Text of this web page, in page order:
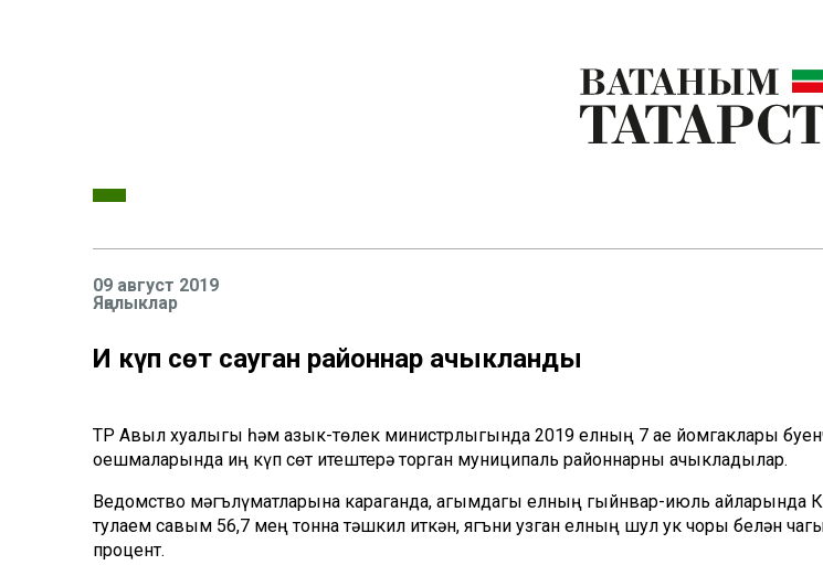
09 август 2019
Яңалыклар
Иң күп сөт сауган районнар ачыкланды
ТР Авыл хуҗалыгы һәм азык-төлек министрлыгында 2019 елның 7 ае йомгаклары
оешмаларында иң күп сөт җитештерә торган муниципаль районнарны ачыкладылар.
Ведомство мәгълүматларына караганда, агымдагы елның гыйнвар-июль айларында
тулаем савым 56,7 мең тонна тәшкил иткән, ягъни узган елның шул ук чоры белән
процент.